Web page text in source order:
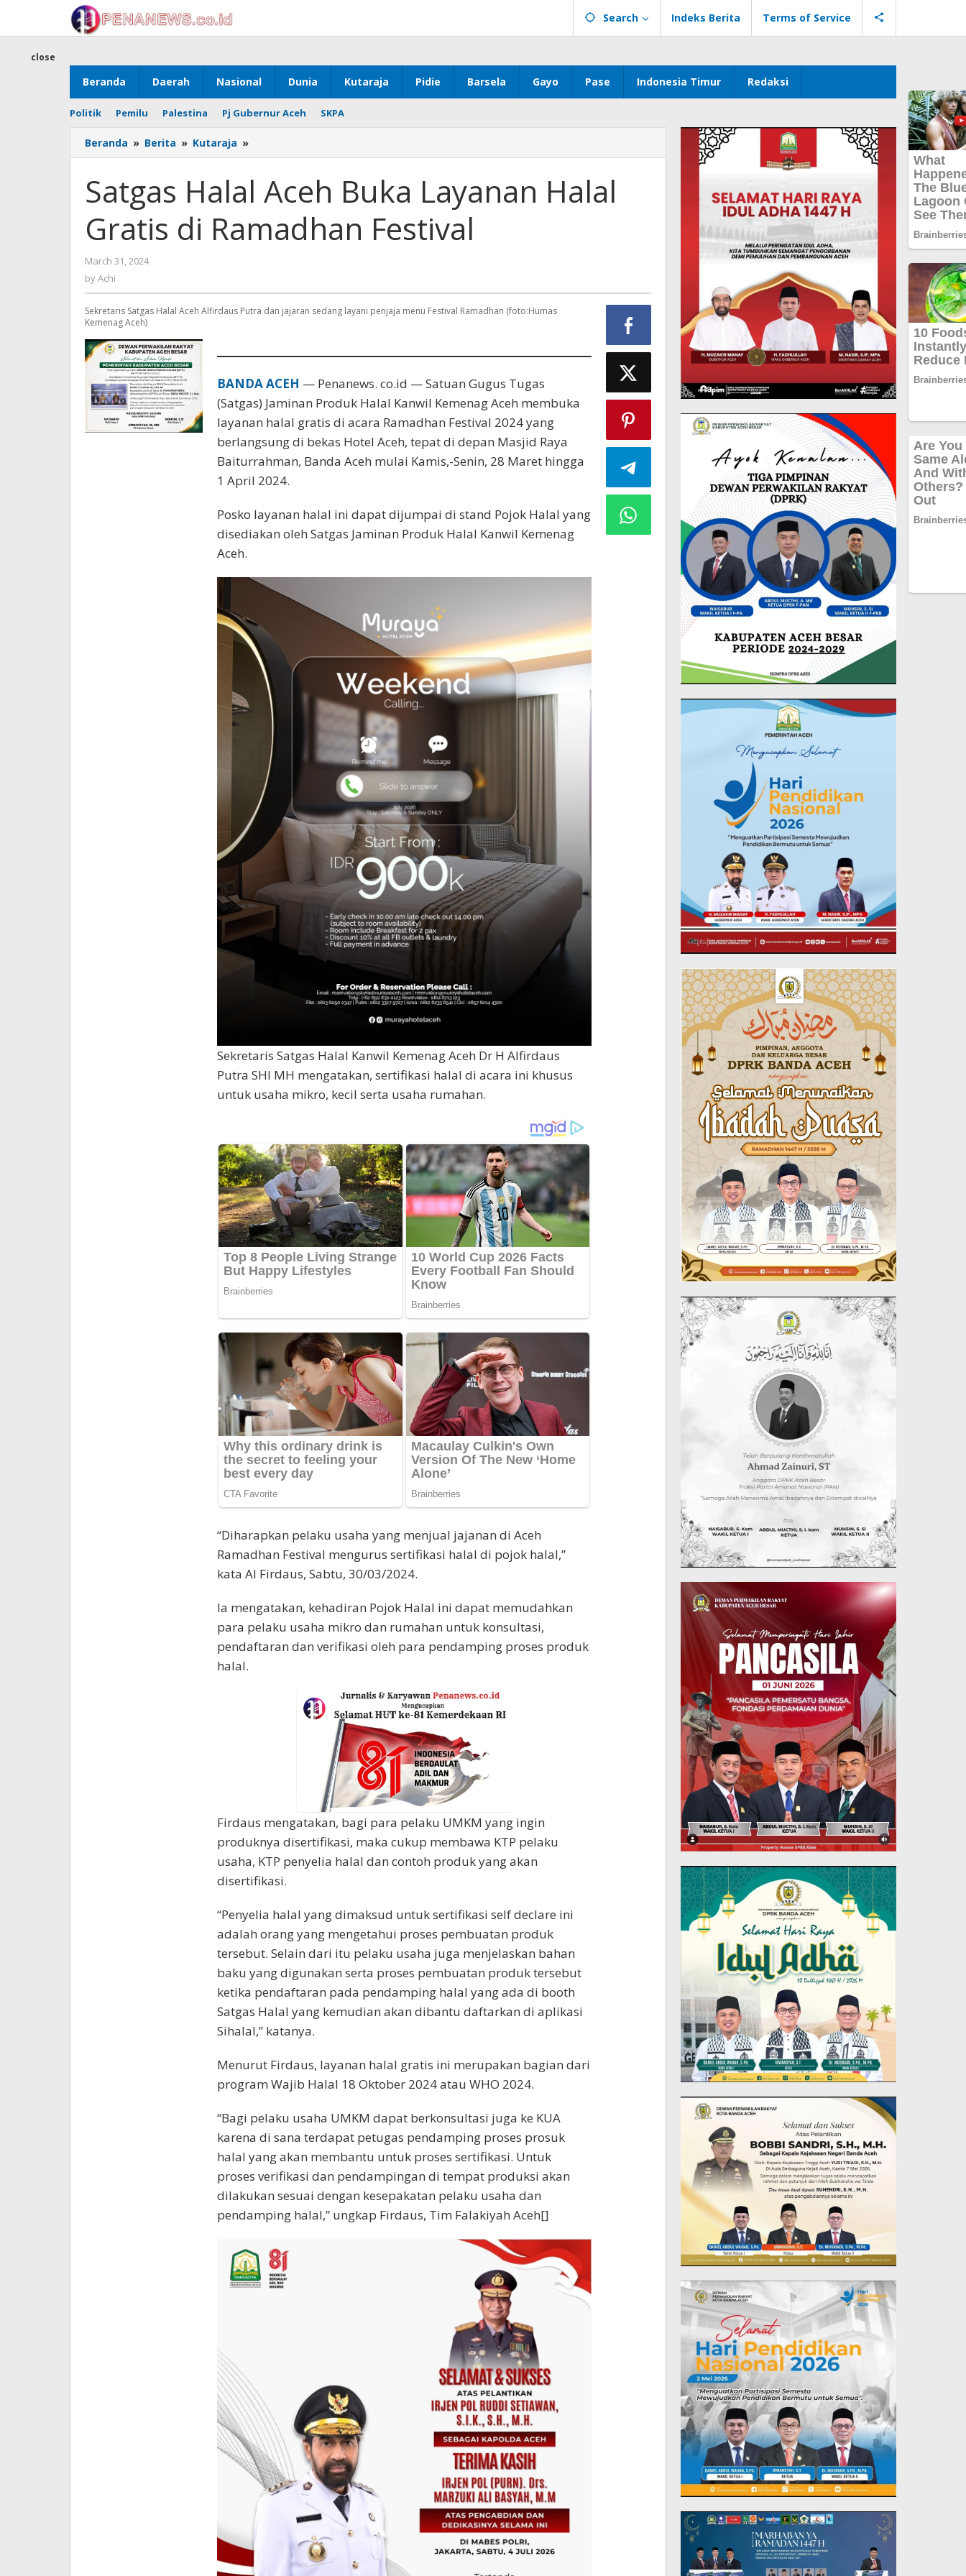
content
Search Indeks Berita Terms of Service
Beranda Daerah Nasional Dunia Kutaraja Pidie Barsela Gayo Pase Indonesia Timur Redaksi
Politik Pemilu Palestina Pj Gubernur Aceh SKPA
close
Beranda » Berita » Kutaraja »
Halal
Buka
Layanan
Gratis
Satgas Halal Aceh Buka Layanan Halal
Gratis di Ramadhan Festival
March 31, 2024
byAchi
Sekretaris Satgas Halal Aceh Alfirdaus Putra dan jajaran sedang layani penjaja menu Festival Ramadhan (foto:Humas
Kemenag Aceh)
BANDA ACEH — Penanews. co.id — Satuan Gugus Tugas
(Satgas) Jaminan Produk Halal Kanwil Kemenag Aceh membuka
layanan halal gratis di acara Ramadhan Festival 2024 yang
berlangsung di bekas Hotel Aceh, tepat di depan Masjid Raya
Baiturrahman, Banda Aceh mulai Kamis,-Senin, 28 Maret hingga
1 April 2024.
Posko layanan halal ini dapat dijumpai di stand Pojok Halal yang
disediakan oleh Satgas Jaminan Produk Halal Kanwil Kemenag
Aceh.
Sekretaris Satgas Halal Kanwil Kemenag Aceh Dr H Alfirdaus
Putra SHI MH mengatakan, sertifikasi halal di acara ini khusus
untuk usaha mikro, kecil serta usaha rumahan.
“Diharapkan pelaku usaha yang menjual jajanan di Aceh
Ramadhan Festival mengurus sertifikasi halal di pojok halal,”
kata Al Firdaus, Sabtu, 30/03/2024.
Ia mengatakan, kehadiran Pojok Halal ini dapat memudahkan
para pelaku usaha mikro dan rumahan untuk konsultasi,
pendaftaran dan verifikasi oleh para pendamping proses produk
halal.
Firdaus mengatakan, bagi para pelaku UMKM yang ingin
produknya disertifikasi, maka cukup membawa KTP pelaku
usaha, KTP penyelia halal dan contoh produk yang akan
disertifikasi.
“Penyelia halal yang dimaksud untuk sertifikasi self declare ini
adalah orang yang mengetahui proses pembuatan produk
tersebut. Selain dari itu pelaku usaha juga menjelaskan bahan
baku yang digunakan serta proses pembuatan produk tersebut
ketika pendaftaran pada pendamping halal yang ada di booth
Satgas Halal yang kemudian akan dibantu daftarkan di aplikasi
Sihalal,” katanya.
Menurut Firdaus, layanan halal gratis ini merupakan bagian dari
program Wajib Halal 18 Oktober 2024 atau WHO 2024.
“Bagi pelaku usaha UMKM dapat berkonsultasi juga ke KUA
karena di sana terdapat petugas pendamping proses prosuk
halal yang akan membantu untuk proses sertifikasi. Untuk
proses verifikasi dan pendampingan di tempat produksi akan
dilakukan sesuai dengan kesepakatan pelaku usaha dan
pendamping halal,” ungkap Firdaus, Tim Falakiyah Aceh[]